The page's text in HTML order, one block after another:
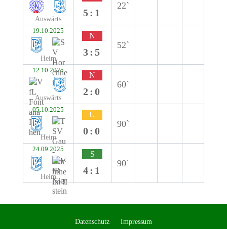
Auswärts
5:1
22`
19.10.2025
Heim
N
3:5
52`
12.10.2025
Auswärts
N
2:0
60`
05.10.2025
Heim
U
0:0
90`
24.09.2025
Heim
S
4:1
90`
Datenschutz Impressum